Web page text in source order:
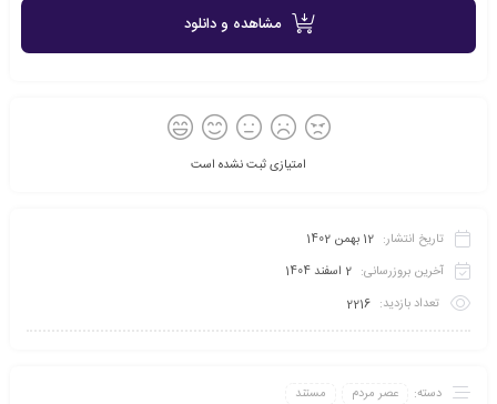
مشاهده و دانلود
امتیازی ثبت نشده است
تاریخ انتشار: 12 بهمن 1402
آخرین بروزرسانی: 2 اسفند 1404
تعداد بازدید: 2216
دسته: عصر مردم مستند